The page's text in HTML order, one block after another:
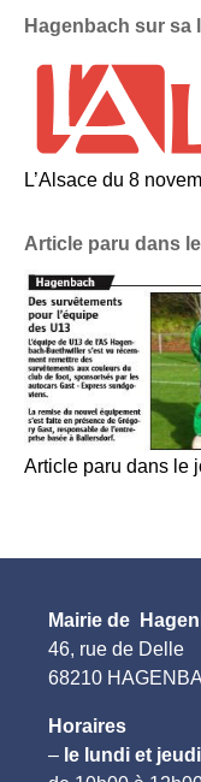
Hagenbach sur sa
L’Alsace du 8
Article paru dans
Article paru dans le
Mairie de
46, rue de Delle
68210
Horaires
– le lundi et jeudi